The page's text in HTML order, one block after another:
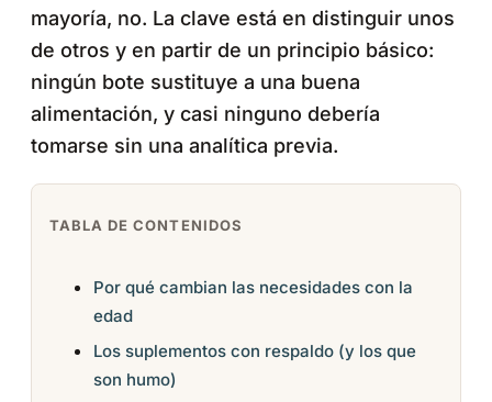
mayoría, no. La clave está en distinguir unos
de otros y en partir de un principio básico:
ningún bote sustituye a una buena
alimentación, y casi ninguno debería
tomarse sin una analítica previa.
TABLA DE CONTENIDOS
Por qué cambian las necesidades con la
edad
Los suplementos con respaldo (y los que
son humo)